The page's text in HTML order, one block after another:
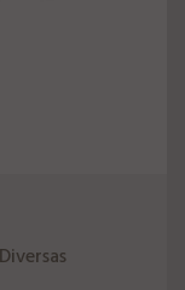
Diversas